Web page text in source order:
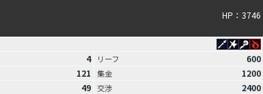
HP：3746
4 リーフ 600
121 集金 1200
49 交渉 2400